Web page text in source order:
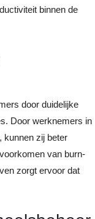
binnen de
door duidelijke
Door werknemers in
kunnen zij beter
van burn-
zorgt ervoor dat